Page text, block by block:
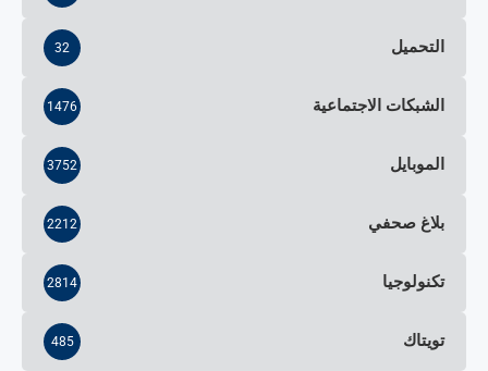
التحميل 32
الشبكات الاجتماعية 1476
الموبايل 3752
بلاغ صحفي 2212
تكنولوجيا 2814
تويتاك 485